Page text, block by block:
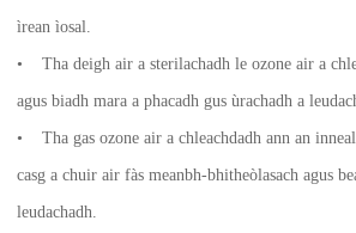
ìrean ìosal.
• Tha deigh air a sterilachadh le ozone air a
agus biadh mara a phacadh gus ùrachadh a
• Tha gas ozone air a chleachdadh ann an
casg a chuir air fàs meanbh-bhitheòlasach agus
leudachadh.